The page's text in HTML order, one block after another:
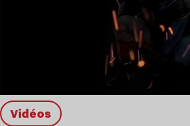
Vidéos